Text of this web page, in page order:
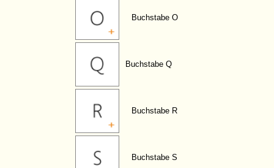
Buchstabe O
Buchstabe Q
Buchstabe R
Buchstabe S